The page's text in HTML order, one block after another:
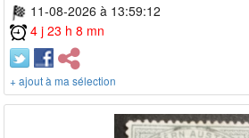
11-08-2026 à 13:59:12
4 j 23 h 8 mn
+ ajout à ma sélection